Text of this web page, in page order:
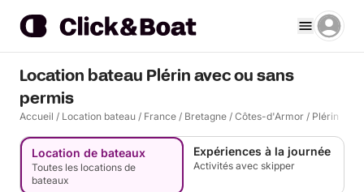
Location bateau Plérin avec ou sans
permis
Accueil / Location bateau / France / Bretagne / Côtes-d'Armor / Plérin
Location de bateaux
Toutes les locations de
bateaux
Expériences à la journée
Activités avec skipper